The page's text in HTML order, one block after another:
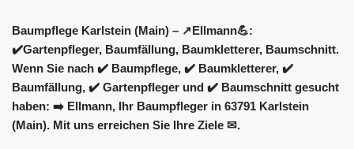
Baumpflege Karlstein (Main) – ↗️Ellmann💪:
✔️Gartenpfleger, Baumfällung, Baumkletterer, Baumschnitt.
Wenn Sie nach ✔️ Baumpflege, ✔️ Baumkletterer, ✔️
Baumfällung, ✔️ Gartenpfleger und ✔️ Baumschnitt gesucht
haben: ➡️ Ellmann, Ihr Baumpfleger in 63791 Karlstein
(Main). Mit uns erreichen Sie Ihre Ziele ✉.